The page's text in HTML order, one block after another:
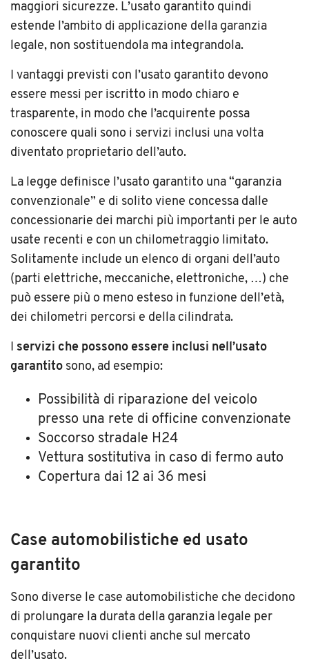
maggiori sicurezze. L’usato garantito quindi
estende l’ambito di applicazione della garanzia
legale, non sostituendola ma integrandola.
I vantaggi previsti con l’usato garantito devono
essere messi per iscritto in modo chiaro e
trasparente, in modo che l’acquirente possa
conoscere quali sono i servizi inclusi una volta
diventato proprietario dell’auto.
La legge definisce l’usato garantito una “garanzia
convenzionale” e di solito viene concessa dalle
concessionarie dei marchi più importanti per le auto
usate recenti e con un chilometraggio limitato.
Solitamente include un elenco di organi dell’auto
(parti elettriche, meccaniche, elettroniche, …) che
può essere più o meno esteso in funzione dell’età,
dei chilometri percorsi e della cilindrata.
I servizi che possono essere inclusi nell’usato
garantito sono, ad esempio:
Possibilità di riparazione del veicolo
presso una rete di officine convenzionate
Soccorso stradale H24
Vettura sostitutiva in caso di fermo auto
Copertura dai 12 ai 36 mesi
Case automobilistiche ed usato
garantito
Sono diverse le case automobilistiche che decidono
di prolungare la durata della garanzia legale per
conquistare nuovi clienti anche sul mercato
dell’usato.